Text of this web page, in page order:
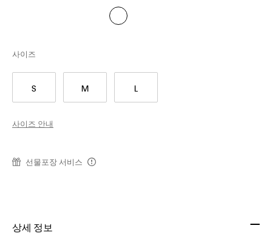
S M L
사이즈
사이즈 안내
선물포장 서비스
상세 정보